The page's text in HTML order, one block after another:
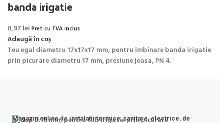
banda irigatie
0,97 lei Pret cu TVA inclus
Adaugă în coș
Teu egal diametru 17x17x17 mm, pentru imbinare banda irigatie
prin picurare diametru 17 mm, presiune joasa, PN 4.
Magazin online de instalatii termice, sanitare, electrice, de